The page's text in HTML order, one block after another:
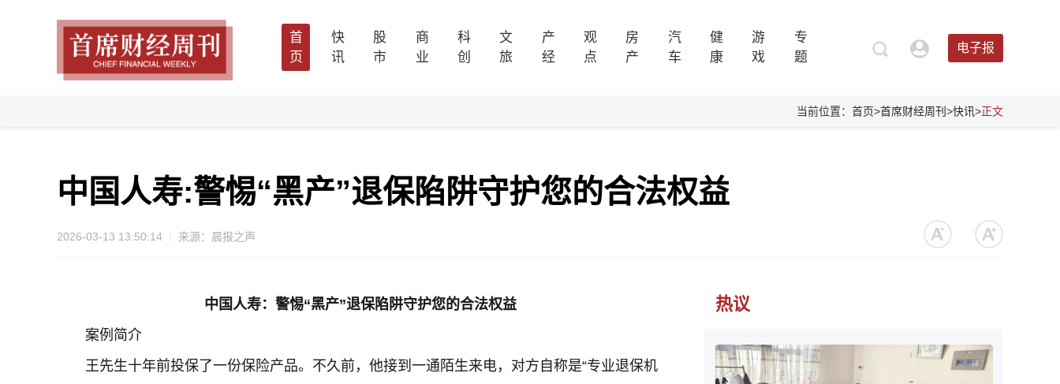
首
页
快
讯
股
市
商
业
科
创
文
旅
产
经
观
点
房
产
汽
车
健
康
游
戏
专
题
电子报
当前位置：首页>首席财经周刊 >快讯>正文
中国人寿:警惕“黑产”退保陷阱守护您的合法权益
2026-03-13 13:50:14 来源：晨报之声
中国人寿： 警惕“黑产”退保陷阱守护您的合法权益
案例简介
王先生十年前投保了一份保险产品。不久前，他接到一通陌生来电，对方自称是“专业退保机
热议